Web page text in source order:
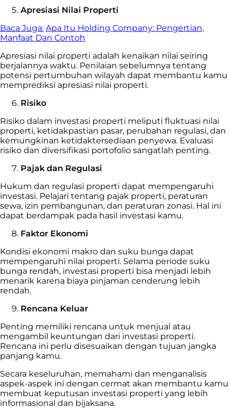
Apresiasi Nilai Properti
Baca Juga: Apa Itu Holding Company: Pengertian,
Manfaat Dan Contoh
Apresiasi nilai properti adalah kenaikan nilai seiring
berjalannya waktu. Penilaian sebelumnya tentang
potensi pertumbuhan wilayah dapat membantu kamu
memprediksi apresiasi nilai properti.
Risiko
Risiko dalam investasi properti meliputi fluktuasi nilai
properti, ketidakpastian pasar, perubahan regulasi, dan
kemungkinan ketidaktersediaan penyewa. Evaluasi
risiko dan diversifikasi portofolio sangatlah penting.
Pajak dan Regulasi
Hukum dan regulasi properti dapat mempengaruhi
investasi. Pelajari tentang pajak properti, peraturan
sewa, izin pembangunan, dan peraturan zonasi. Hal ini
dapat berdampak pada hasil investasi kamu.
Faktor Ekonomi
Kondisi ekonomi makro dan suku bunga dapat
mempengaruhi nilai properti. Selama periode suku
bunga rendah, investasi properti bisa menjadi lebih
menarik karena biaya pinjaman cenderung lebih
rendah.
Rencana Keluar
Penting memiliki rencana untuk menjual atau
mengambil keuntungan dari investasi properti.
Rencana ini perlu disesuaikan dengan tujuan jangka
panjang kamu.
Secara keseluruhan, memahami dan menganalisis
aspek-aspek ini dengan cermat akan membantu kamu
membuat keputusan investasi properti yang lebih
informasional dan bijaksana.